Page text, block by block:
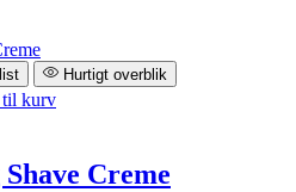
Hurtigt overblik
kurv
Creme